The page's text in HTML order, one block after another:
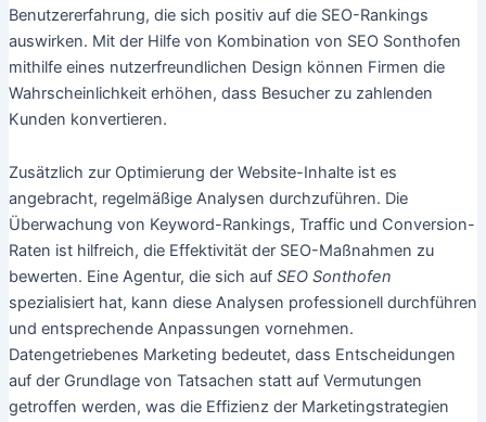
Benutzererfahrung, die sich positiv auf die SEO-Rankings
auswirken. Mit der Hilfe von Kombination von SEO Sonthofen
mithilfe eines nutzerfreundlichen Design können Firmen die
Wahrscheinlichkeit erhöhen, dass Besucher zu zahlenden
Kunden konvertieren.
Zusätzlich zur Optimierung der Website-Inhalte ist es
angebracht, regelmäßige Analysen durchzuführen. Die
Überwachung von Keyword-Rankings, Traffic und Conversion-
Raten ist hilfreich, die Effektivität der SEO-Maßnahmen zu
bewerten. Eine Agentur, die sich auf SEO Sonthofen
spezialisiert hat, kann diese Analysen professionell durchführen
und entsprechende Anpassungen vornehmen.
Datengetriebenes Marketing bedeutet, dass Entscheidungen
auf der Grundlage von Tatsachen statt auf Vermutungen
getroffen werden, was die Effizienz der Marketingstrategien